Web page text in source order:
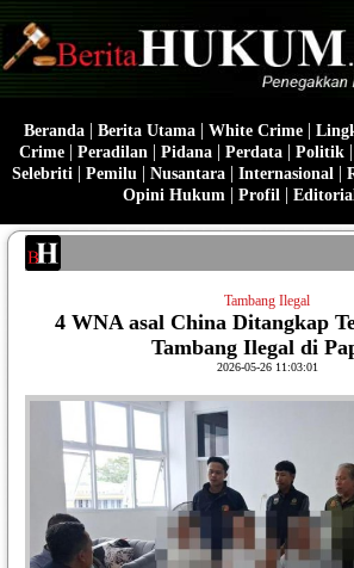
Beranda| Berita Utama| White Crime|
Crime | Peradilan | Pidana | Perdata | Politik |
Selebriti | Pemilu | Nusantara | Internasional |
Opini Hukum | Profil |
Tambang Ilegal
4 WNA asal China Ditangkap
Tambang Ilegal di
2026-05-26 11:03:01